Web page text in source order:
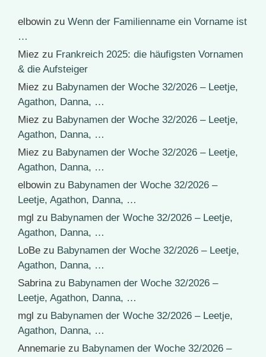
elbowin zu Wenn der Familienname ein Vorname ist
…
Miez zu Frankreich 2025: die häufigsten Vornamen
& die Aufsteiger
Miez zu Babynamen der Woche 32/2026 – Leetje,
Agathon, Danna, …
Miez zu Babynamen der Woche 32/2026 – Leetje,
Agathon, Danna, …
Miez zu Babynamen der Woche 32/2026 – Leetje,
Agathon, Danna, …
elbowin zu Babynamen der Woche 32/2026 –
Leetje, Agathon, Danna, …
mgl zu Babynamen der Woche 32/2026 – Leetje,
Agathon, Danna, …
LoBe zu Babynamen der Woche 32/2026 – Leetje,
Agathon, Danna, …
Sabrinazu Babynamen der Woche 32/2026 –
Leetje, Agathon, Danna, …
mgl zu Babynamen der Woche 32/2026 – Leetje,
Agathon, Danna, …
Annemarie zu Babynamen der Woche 32/2026 –